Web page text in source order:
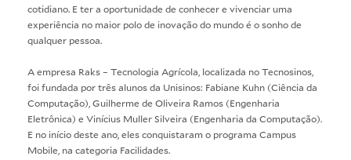
cotidiano. E ter a oportunidade de conhecer e vivenciar uma
experiência no maior polo de inovação do mundo é o sonho de
qualquer pessoa.
A empresa Raks – Tecnologia Agrícola, localizada no Tecnosinos,
foi fundada por três alunos da Unisinos: Fabiane Kuhn (Ciência da
Computação), Guilherme de Oliveira Ramos (Engenharia
Eletrônica) e Vinícius Muller Silveira (Engenharia da Computação).
E no início deste ano, eles conquistaram o programa Campus
Mobile, na categoria Facilidades.